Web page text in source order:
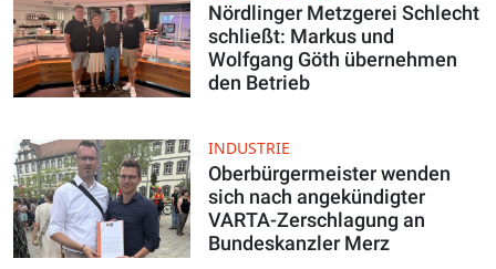
Nördlinger Metzgerei Schlecht
schließt: Markus und
Wolfgang Göth übernehmen
den Betrieb
INDUSTRIE
Oberbürgermeister wenden
sich nach angekündigter
VARTA-Zerschlagung an
Bundeskanzler Merz